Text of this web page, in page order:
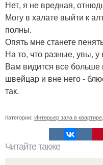
Нет, я не вредная,
Могу в халате выйти к
полны.
Опять мне станете
На то, что разные, увы, у
Вам видится все
швейцар и вне него -
так.
Категории: Интерьер зала в квартире
Читайте также